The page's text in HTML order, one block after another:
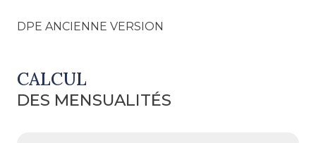
DPE ANCIENNE VERSION
CALCUL
DES MENSUALITÉS